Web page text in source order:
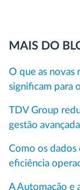
MAIS DO
O que as novas
significam para
TDV Group
gestão
Como os dados
eficiência
A Automação e